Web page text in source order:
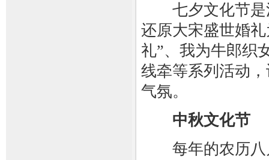
七夕文化节是
还原大宋盛世婚
礼”、我为牛郎织
线牵等系列活动
气氛。
中秋文化节
每年的农历八